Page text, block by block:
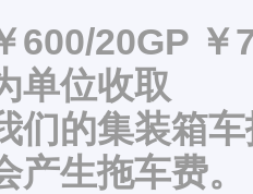
600/20GP
单位收取
们的集装箱
产生拖车费。